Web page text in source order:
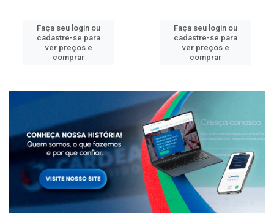
Faça seu login ou
cadastre-se para
ver preços e
comprar
Faça seu login ou
cadastre-se para
ver preços e
comprar